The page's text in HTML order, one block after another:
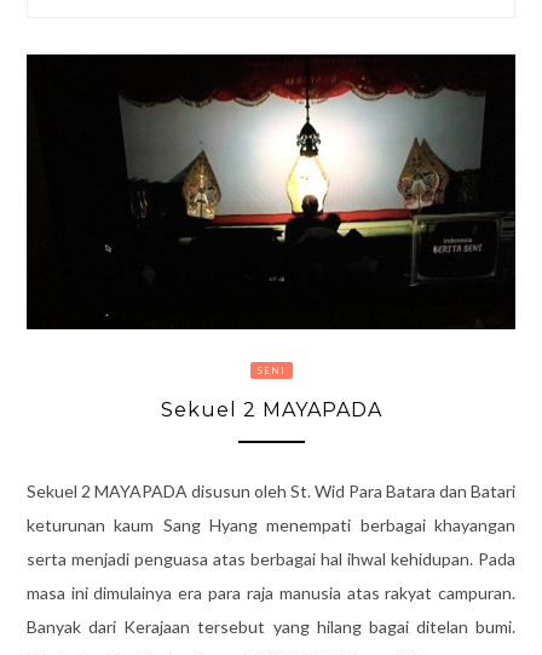
SENI
Sekuel 2 MAYAPADA
Sekuel 2 MAYAPADA disusun oleh St. Wid Para Batara dan Batari
keturunan kaum Sang Hyang menempati berbagai khayangan
serta menjadi penguasa atas berbagai hal ihwal kehidupan. Pada
masa ini dimulainya era para raja manusia atas rakyat campuran.
Banyak dari Kerajaan tersebut yang hilang bagai ditelan bumi.